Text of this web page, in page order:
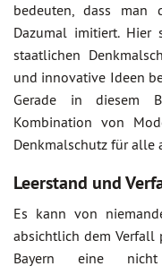
bedeuten, dass man
Dazumal imitiert.
staatlichen
und innovative Ideen
Gerade in diesem
Kombination von
Denkmalschutz für alle
Leerstand und
Es kann von
absichtlich dem Verfall
Bayern eine